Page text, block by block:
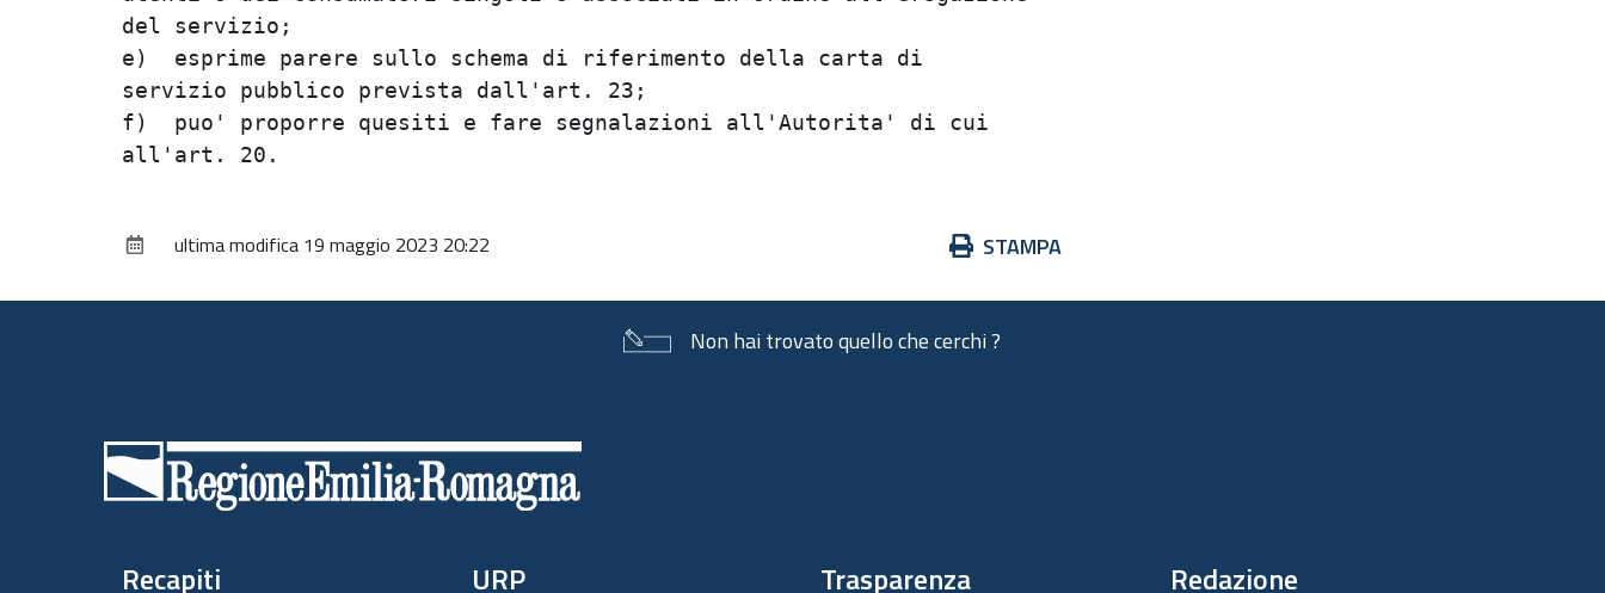
del servizio;
e)  esprime parere sullo schema di riferimento della carta di
servizio pubblico prevista dall'art. 23;
f)  puo' proporre quesiti e fare segnalazioni all'Autorita' di cui
Azioni
documento
STAMPA
ultima modifica 19 maggio 2023 20:22
Non hai trovato quello che cerchi ?
Recapiti URP Trasparenza Redazione